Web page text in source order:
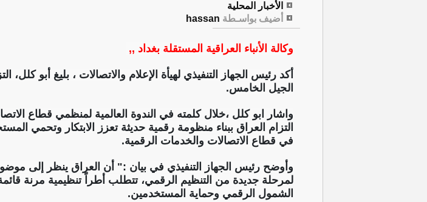
الأخبار المحلية
أضيف بواسـطة hassan
وكالة الأنباء العراقية المستقلة بغداد ,,
أكد رئيس الجهاز التنفيذي لهيأة الإعلام والاتصالات ، بليغ أبو
الجيل الخامس.
التزام العراق ببناء منظومة رقمية حديثة تعزز الابتكار وتحمي
في قطاع الاتصالات والخدمات الرقمية.
وأوضح رئيس الجهاز التنفيذي في بيان :" أن العراق ينظر إلى
لمرحلة جديدة من التنظيم الرقمي، تتطلب أطراً تنظيمية مرنة
الشمول الرقمي وحماية المستخدمين.